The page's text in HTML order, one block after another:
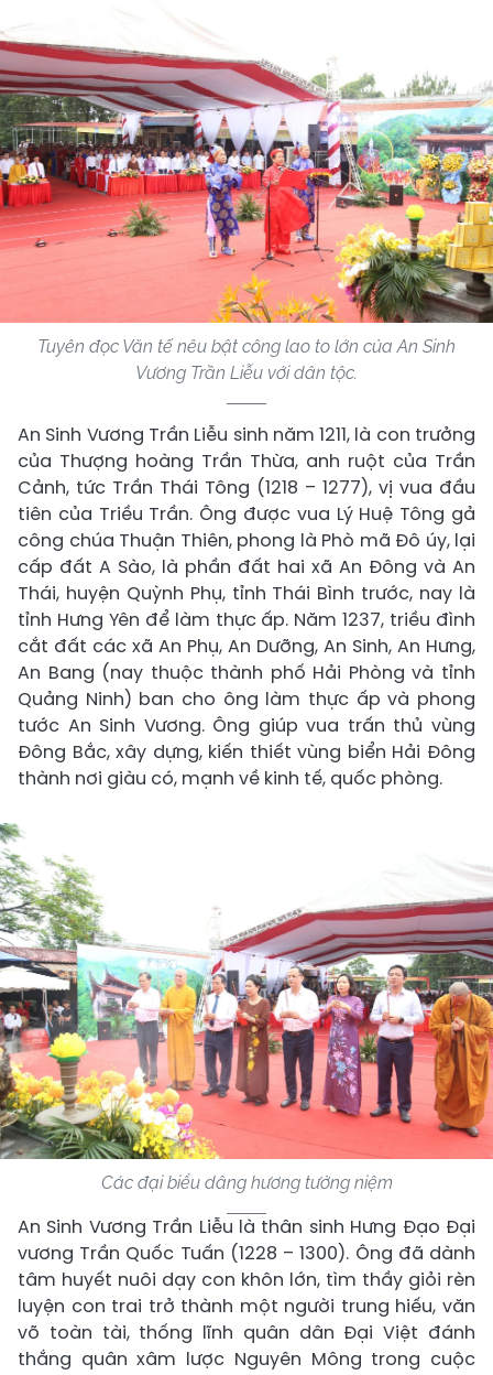
Tuyên đọc Văn tế nêu bật công lao to lớn của An Sinh
Vương Trần Liễu với dân tộc.
An Sinh Vương Trần Liễu sinh năm 1211, là con trưởng
của Thượng hoàng Trần Thừa, anh ruột của Trần
Cảnh, tức Trần Thái Tông (1218 – 1277), vị vua đầu
tiên của Triều Trần. Ông được vua Lý Huệ Tông gả
công chúa Thuận Thiên, phong là Phò mã Đô úy, lại
cấp đất A Sào, là phần đất hai xã An Đông và An
Thái, huyện Quỳnh Phụ, tỉnh Thái Bình trước, nay là
tỉnh Hưng Yên để làm thực ấp. Năm 1237, triều đình
cắt đất các xã An Phụ, An Dưỡng, An Sinh, An Hưng,
An Bang (nay thuộc thành phố Hải Phòng và tỉnh
Quảng Ninh) ban cho ông làm thực ấp và phong
tước An Sinh Vương. Ông giúp vua trấn thủ vùng
Đông Bắc, xây dựng, kiến thiết vùng biển Hải Đông
thành nơi giàu có, mạnh về kinh tế, quốc phòng.
Các đại biểu dâng hương tưởng niệm
An Sinh Vương Trần Liễu là thân sinh Hưng Đạo Đại
vương Trần Quốc Tuấn (1228 – 1300). Ông đã dành
tâm huyết nuôi dạy con khôn lớn, tìm thầy giỏi rèn
luyện con trai trở thành một người trung hiếu, văn
võ toàn tài, thống lĩnh quân dân Đại Việt đánh
thắng quân xâm lược Nguyên Mông trong cuộc